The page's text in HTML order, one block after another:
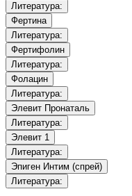
Литература:
Фертина
Литература:
Фертифолин
Литература:
Фолацин
Литература:
Элевит Пронаталь
Литература:
Элевит 1
Литература:
Эпиген Интим (спрей)
Литература: